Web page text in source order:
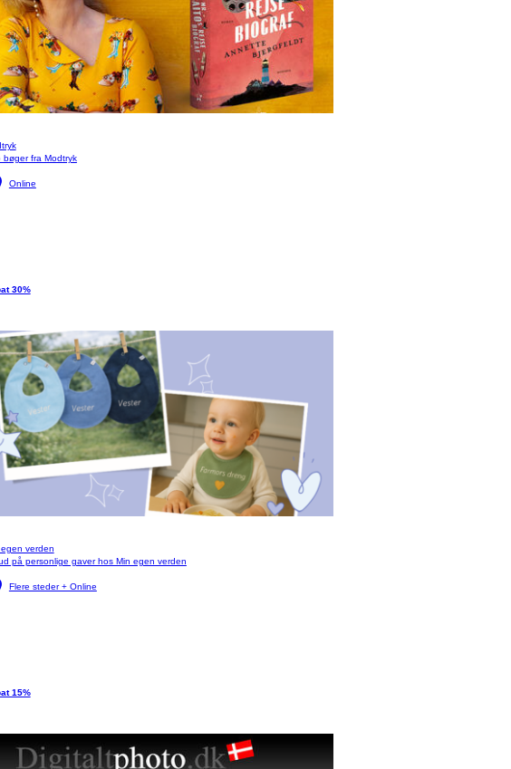
bøger fra Modtryk
Online
30%
verden
på personlige gaver hos Min egen verden
Flere steder + Online
15%